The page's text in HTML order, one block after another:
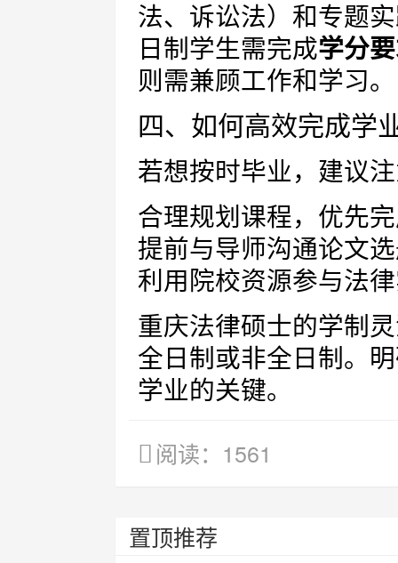
法、诉讼法）和专题
日制学生需完成学分
则需兼顾工作和学习。
四、如何高效完成学
若想按时毕业，建议
合理规划课程，优先
提前与导师沟通论文
利用院校资源参与法
重庆法律硕士的学制
全日制或非全日制。
学业的关键。
阅读：1561
置顶推荐